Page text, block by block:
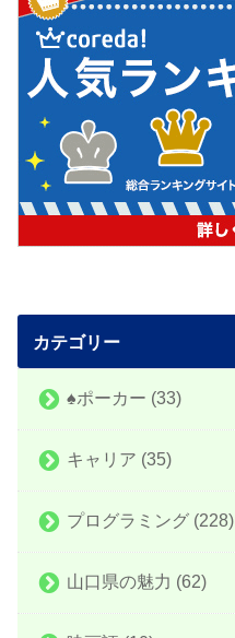
カテゴリー
♠️ポーカー (33)
キャリア (35)
プログラミング (228)
山口県の魅力 (62)